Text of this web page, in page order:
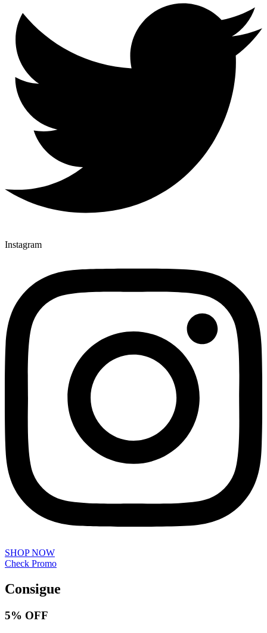
Instagram
SHOP NOW
Check Promo
Consigue
5% OFF